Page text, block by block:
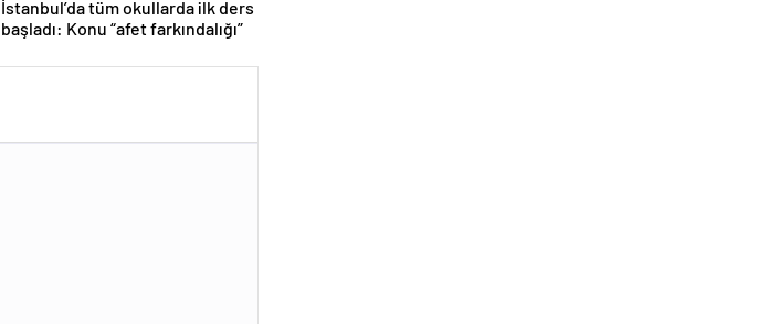
İstanbul’da tüm okullarda ilk ders
başladı: Konu “afet farkındalığı”